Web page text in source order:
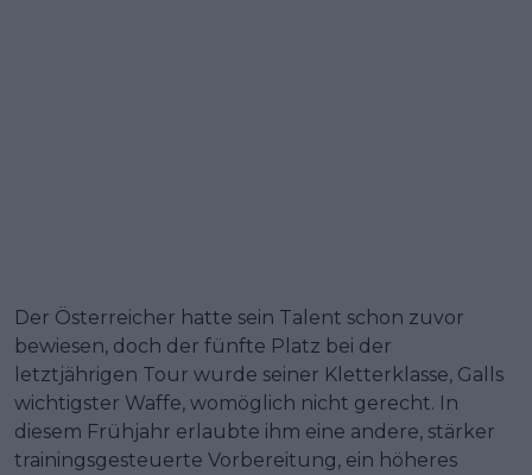
Der Österreicher hatte sein Talent schon zuvor
bewiesen, doch der fünfte Platz bei der
letztjährigen Tour wurde seiner Kletterklasse, Galls
wichtigster Waffe, womöglich nicht gerecht. In
diesem Frühjahr erlaubte ihm eine andere, stärker
trainingsgesteuerte Vorbereitung, ein höheres